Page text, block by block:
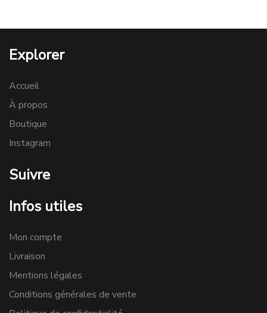
Explorer
Accueil
À propos
Boutique
Instagram
Suivre
Infos utiles
Mon compte
Livraison
Mentions légales
Conditions générales de vente